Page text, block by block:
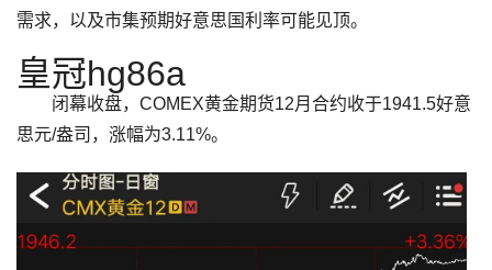
需求，以及市集预期好意思国利率可能见顶。
皇冠hg86a
闭幕收盘，COMEX黄金期货12月合约收于1941.5好意
思元/盎司，涨幅为3.11%。